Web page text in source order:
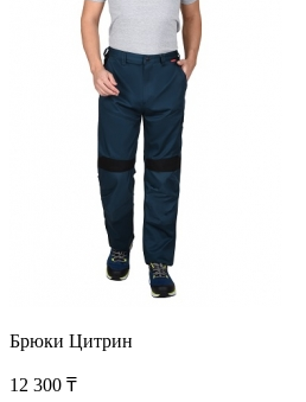
Брюки Цитрин
12 300 ₸